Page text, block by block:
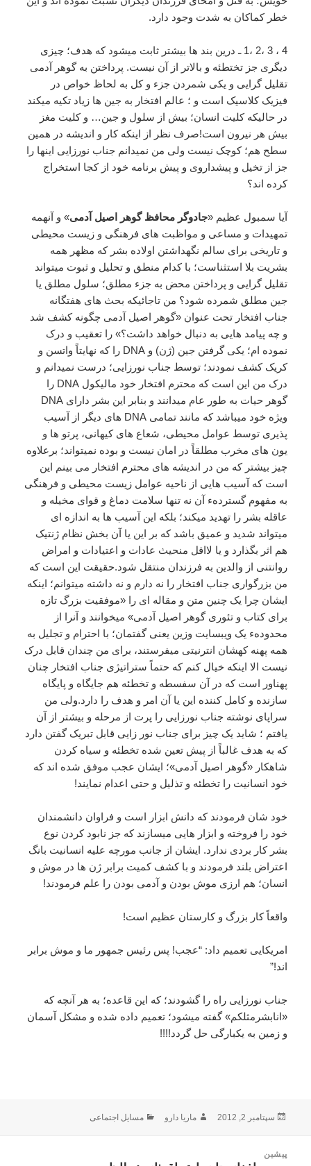
خطر کماکان به شدت وجود دارد.
4 ، 3 ،2 ،1 ـ درین بند ها بیشتر ثابت میشود که هدف؛ چیزی
دیگری جز تختطئه و بالاتر از آن نیست. پرداختن به گوهر آدمی
تقلیل گرایی و یکی شمردن جزء و کل به لحاظ خواص در
فیزیک کلاسیک است و ؛ عالم افتخار به جین ها زیاد تکیه میکند
در حالیکه کلیت انسان؛ بیش از سلول و جین… و کلیت مغز
بیش هر نیرون است!صرف نظر از اینکه کار و اندیشه در همین
سطح هم؛ کوچک نیست ولی من نمیدانم جناب نورزایی اینها را
جز از تخیل و پیشداروی و پیش برنامه خود از کجا استخراج
کرده اند؟
آیا سمبول عظیم «جادوگر محافظ گوهر اصیل آدمی» و آنهمه
تمهیدات و مساعی و مواظبت های فرهنگی و زیست محیطی
و تاریخی برای سالم نگهداشتن اولاده بشر که مظهر همه
بشریت بلا استثناست؛ با کدام منطق و تحلیل و ثبوت میتواند
تقلیل گرایی و پرداختن محض به جزء مطلق؛ سلول مطلق یا
جین مطلق شمرده شود؟ من تاجائیکه بحث های هفتگانه
جناب افتخار تحت عنوان «گوهر اصیل آدمی چگونه کشف شد
و چه پیامد هایی به دنبال خواهد داشت؟» را تعقیب و درک
نموده ام؛ یکی گرفتن جین (ژن) و DNA را که نهایتاً واتسن و
کریک کشف نمودند؛ توسط جناب نورزایی؛ درست نمیدانم و
درک من این است که محترم افتخار خود مالیکول DNA را
گوهر حیات به طور عام میدانند و بنابر این بشر دارای DNA
ویژه خود میباشد که مانند تمامی DNA های دیگر از آسیب
پذیری توسط عوامل محیطی، شعاع های کیهانی، پرتو ها و
یون های مخرب مطلقاً در امان نیست و بوده نمیتواند؛ برعلاوه
چیز بیشتر که من در اندیشه های محترم افتخار می بینم این
است که آسیب هایی از ناحیه عوامل زیست محیطی و فرهنگی
به مفهوم گستردهء آن نه تنها سلامت دماغ و قوای مخیله و
عاقله بشر را تهدید میکند؛ بلکه این آسیب ها به اندازه ای
میتواند شدید و عمیق باشد که بر این یا آن بخش نظام ژنتیک
هم اثر بگذارد و یا لااقل منحیث عادات و اعتیادات و امراض
روانتنی از والدین به فرزندان منتقل شود.حقیقت این است که
من بزرگواری جناب افتخار را نه دارم و نه داشته میتوانم؛ اینکه
ایشان چرا یک چنین متن و مقاله ای را «موفقیت بزرگ تازه
برای کتاب و تئوری گوهر اصیل آدمی» میخوانند و آنرا از
محدودهء یک ویبسایت وزین یعنی گفتمان؛ با احترام و تجلیل به
همه پهنه کهشان انترنیتی میفرستند، برای من چندان قابل درک
نیست الا اینکه خیال کنم که حتماً ستراتیژی جناب افتخار چنان
پهناور است که در آن سفسطه و تخطئه هم جایگاه و پایگاه
سازنده و کامل کننده این یا آن امر و هدف را دارد.ولی من
سراپای نوشته جناب نورزایی را پرت از مرحله و بیشتر از آن
یافتم ؛ شاید یک چیز برای جناب نور زایی قابل تبریک گفتن دارد
که به هدف غالباً از پیش تعین شده تخطئه و سیاه کردن
شاهکار «گوهر اصیل آدمی»؛ ایشان عجب موفق شده اند که
خود انسانیت را تخطئه و تذلیل و حتی اعدام نمایند!
خود شان فرمودند که دانش ابزار است و فراوان دانشمندان
خود را فروخته و ابزار هایی میسازند که جز نابود کردن نوع
بشر کار بردی ندارد. ایشان از جانب مورچه علیه انسانیت بانگ
اعتراض بلند فرمودند و با کشف کمیت برابر ژن ها در موش و
انسان؛ هم ارزی موش بودن و آدمی بودن را علم فرمودند!
واقعاً کار بزرگ و کارستان عظیم است!
امریکایی تعمیم داد: “عجب! پس رئیس جمهور ما و موش برابر
اند!”
جناب نورزایی راه را گشودند؛ که این قاعده؛ به هر آنچه که
«انابشرمثلکم» گفته میشود؛ تعمیم داده شده و مشکل آسمان
و زمین به یکبارگی حل گردد!!!!
ارسال
سپتامبر 2, 2012 نویسنده
ماریا دارو دسته‌ها
مسایل اجتماعی
نوشتهپیشین